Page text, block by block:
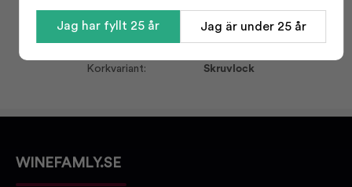
Odling: Konventionell
Storlek: 700 ml
Korkvariant: Skruvlock
WINEFAMLY.SE
Jag har fyllt 25 år Jag är under 25 år